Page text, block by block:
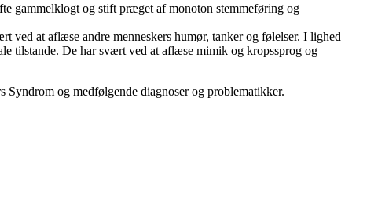
gammelklogt og stift præget af monoton stemmeføring og
ved at aflæse andre menneskers humør, tanker og følelser. I lighed
tilstande. De har svært ved at aflæse mimik og kropssprog og
og medfølgende diagnoser og problematikker.